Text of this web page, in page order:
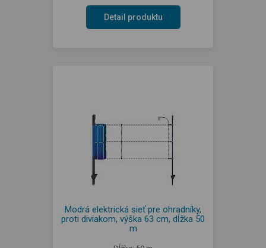
Detail produktu
Modrá elektrická sieť pre ohradníky,
proti diviakom, výška 63 cm, dĺžka 50
m